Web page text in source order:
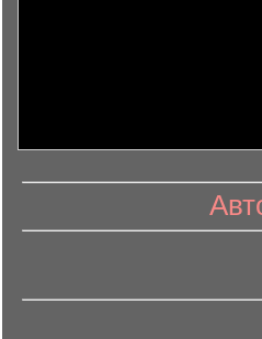
информационный контент